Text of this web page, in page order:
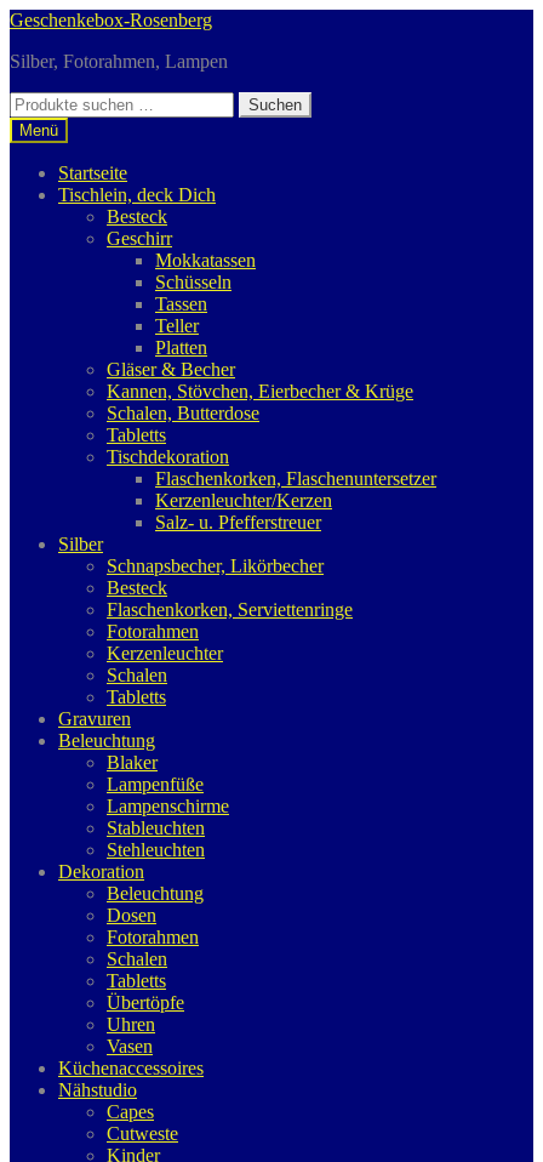
Zur
springen
Zum
springen
Geschenkebox-Rosenberg
Silber, Fotorahmen, Lampen
Suchen
nach:
Suchen
Menü
Startseite
Tischlein, deck Dich
Besteck
Geschirr
Mokkatassen
Schüsseln
Tassen
Teller
Platten
Gläser & Becher
Kannen, Stövchen, Eierbecher & Krüge
Schalen, Butterdose
Tabletts
Tischdekoration
Flaschenkorken, Flaschenuntersetzer
Kerzenleuchter/Kerzen
Salz- u. Pfefferstreuer
Silber
Schnapsbecher, Likörbecher
Besteck
Flaschenkorken, Serviettenringe
Fotorahmen
Kerzenleuchter
Schalen
Tabletts
Gravuren
Beleuchtung
Blaker
Lampenfüße
Lampenschirme
Stableuchten
Stehleuchten
Dekoration
Beleuchtung
Dosen
Fotorahmen
Schalen
Tabletts
Übertöpfe
Uhren
Vasen
Küchenaccessoires
Nähstudio
Capes
Cutweste
Kinder